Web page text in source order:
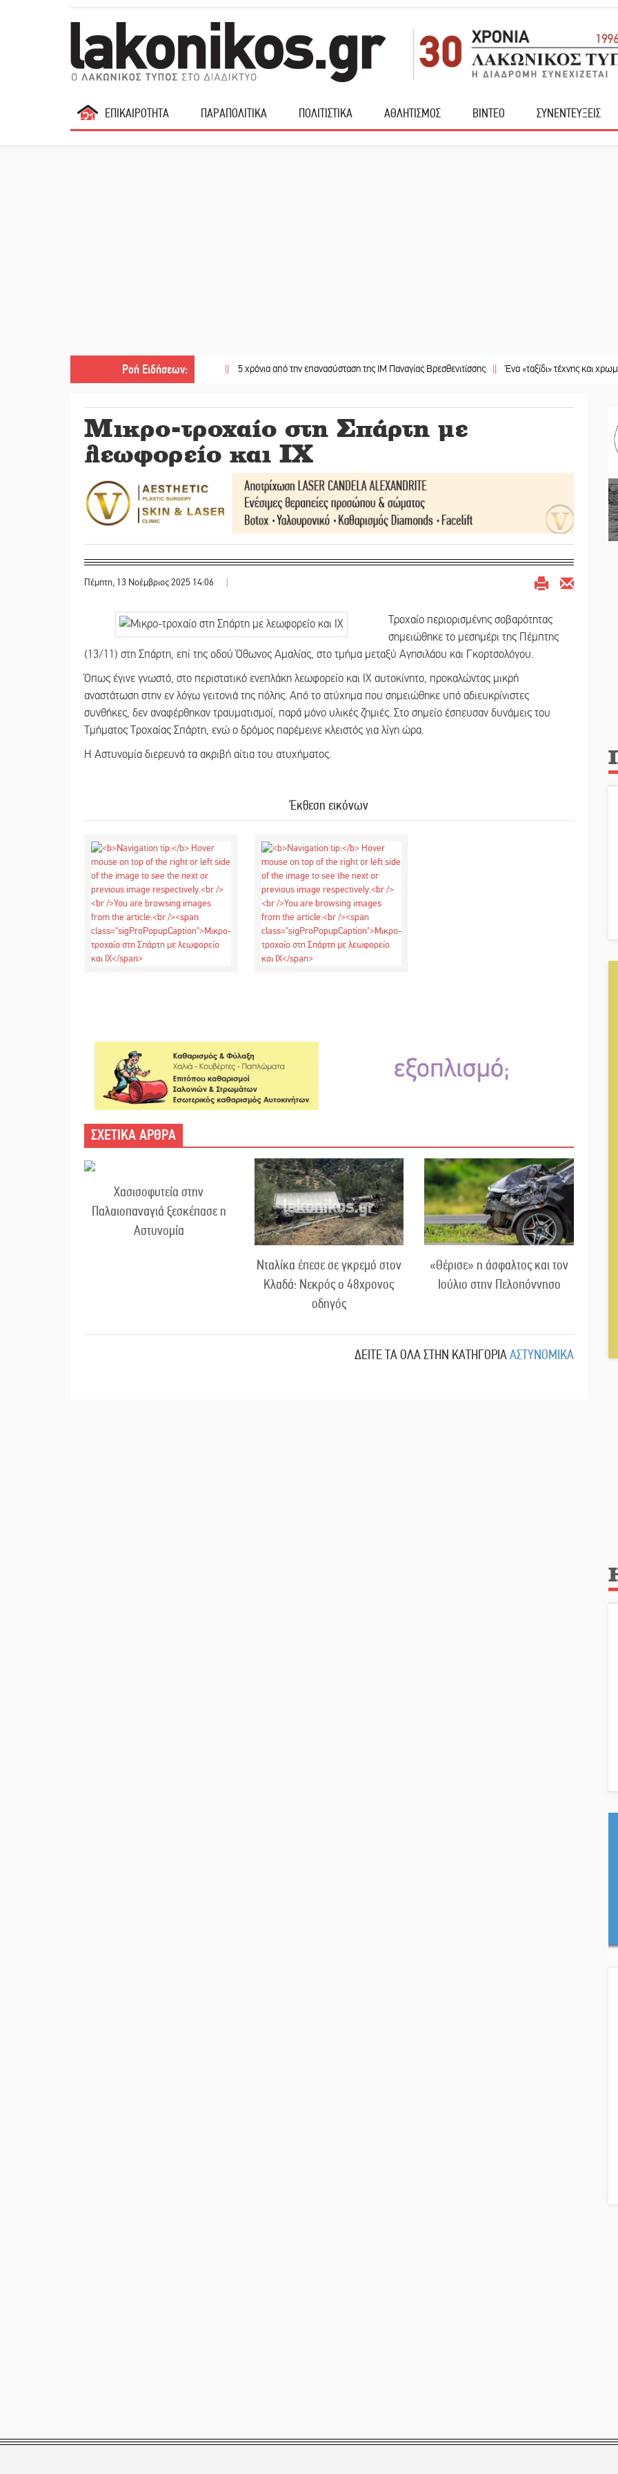
ΕΠΙΚΑΙΡΟΤΗΤΑ ΠΑΡΑΠΟΛΙΤΙΚΑ ΠΟΛΙΤΙΣΤΙΚΑ ΑΘΛΗΤΙΣΜΟΣ ΒΙΝΤΕΟ ΣΥΝΕΝΤΕΥΞΕΙΣ
Ροή Ειδήσεων: 5 χρόνια από την επανασύσταση της ΙΜ Παναγίας Βρεσθενιτίσσης || Ένα «ταξίδι» τέχνης και χρωμάτων
Μικρο-τροχαίο στη Σπάρτη με
λεωφορείο και ΙΧ
Πέμπτη, 13 Νοέμβριος 2025 14:06 |
Τροχαίο περιορισμένης σοβαρότητας
σημειώθηκε το μεσημέρι της Πέμπτης
(13/11) στη Σπάρτη, επί της οδού Όθωνος Αμαλίας, στο τμήμα μεταξύ Αγησιλάου και Γκορτσολόγου.
Όπως έγινε γνωστό, στο περιστατικό ενεπλάκη λεωφορείο και ΙΧ αυτοκίνητο, προκαλώντας μικρή
αναστάτωση στην εν λόγω γειτονιά της πόλης. Από το ατύχημα που σημειώθηκε υπό αδιευκρίνιστες
συνθήκες, δεν αναφέρθηκαν τραυματισμοί, παρά μόνο υλικές ζημιές. Στο σημείο έσπευσαν δυνάμεις του
Τμήματος Τροχαίας Σπάρτη, ενώ ο δρόμος παρέμεινε κλειστός για λίγη ώρα.
Η Αστυνομία διερευνά τα ακριβή αίτια του ατυχήματος.
Έκθεση εικόνων
ΣΧΕΤΙΚΑ ΑΡΘΡΑ
Χασισοφυτεία στην
Παλαιοπαναγιά ξεσκέπασε η
Αστυνομία
Νταλίκα έπεσε σε γκρεμό στον
Κλαδά: Νεκρός ο 48χρονος
οδηγός
«Θέρισε» η άσφαλτος και τον
Ιούλιο στην Πελοπόννησο
ΔΕΙΤΕ ΤΑ ΟΛΑ ΣΤΗΝ ΚΑΤΗΓΟΡΙΑΑΣΤΥΝΟΜΙΚΑ